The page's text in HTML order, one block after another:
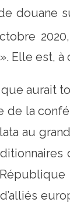
douane
Elle est,
aurait
de la
au